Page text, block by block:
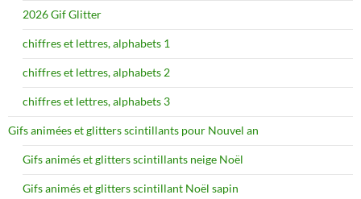
2026 Gif Glitter
chiffres et lettres, alphabets 1
chiffres et lettres, alphabets 2
chiffres et lettres, alphabets 3
Gifs animées et glitters scintillants pour Nouvel an
Gifs animés et glitters scintillants neige Noël
Gifs animés et glitters scintillant Noël sapin